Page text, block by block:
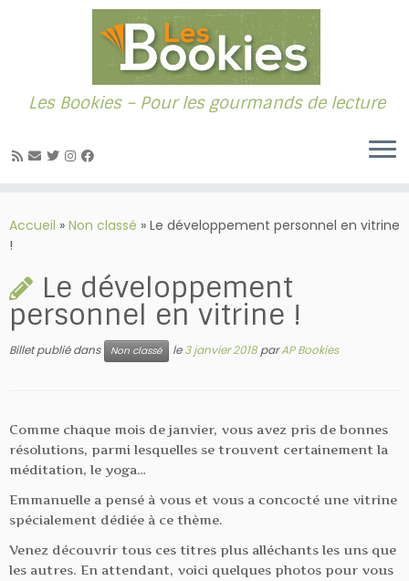
au
contenu
Les Bookies – Pour les gourmands de lecture
Accueil » Non classé » Le développement personnel en vitrine
!
Le développement
personnel en vitrine !
Billet publié dans Non classé le3 janvier 2018parAP Bookies
Comme chaque mois de janvier, vous avez pris de bonnes
résolutions, parmi lesquelles se trouvent certainement la
méditation, le yoga…
Emmanuelle a pensé à vous et vous a concocté une vitrine
spécialement dédiée à ce thème.
Venez découvrir tous ces titres plus alléchants les uns que
les autres. En attendant, voici quelques photos pour vous